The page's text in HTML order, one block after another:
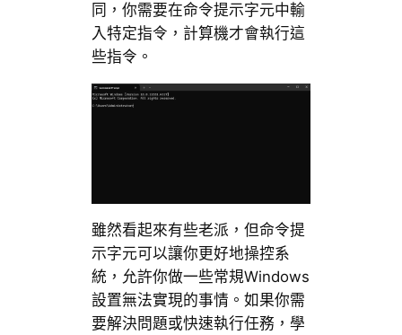
同，你需要在命令提示字元中輸
入特定指令，計算機才會執行這
些指令。
雖然看起來有些老派，但命令提
示字元可以讓你更好地操控系
統，允許你做一些常規Windows
設置無法實現的事情。如果你需
要解決問題或快速執行任務，學